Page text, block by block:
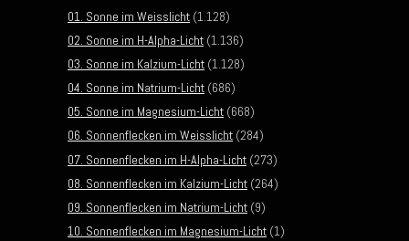
01. Sonne im Weisslicht (1.128)
02. Sonne im H-Alpha-Licht (1.136)
03. Sonne im Kalzium-Licht (1.128)
04. Sonne im Natrium-Licht (686)
05. Sonne im Magnesium-Licht (668)
06. Sonnenflecken im Weisslicht (284)
07. Sonnenflecken im H-Alpha-Licht (273)
08. Sonnenflecken im Kalzium-Licht (264)
09. Sonnenflecken im Natrium-Licht (9)
10. Sonnenflecken im Magnesium-Licht (1)